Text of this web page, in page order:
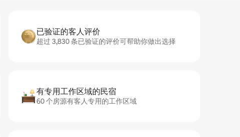
已验证的客人评价
超过 3,830 条已验证的评价可帮助你做出选择
有专用工作区域的民宿
60 个房源有客人专用的工作区域